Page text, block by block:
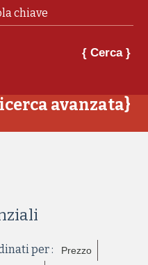
{ Cerca }
avanzata}
per :
Prezzo